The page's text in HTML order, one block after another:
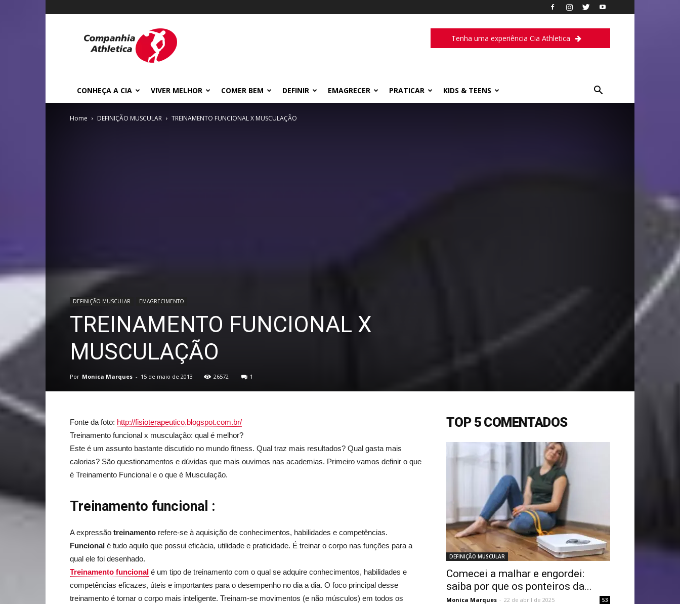
Athletica
Tenha uma experiência Cia Athletica
CONHEÇA A CIA VIVER MELHOR COMER BEM DEFINIR EMAGRECER PRATICAR KIDS & TEENS
Home DEFINIÇÃO MUSCULAR TREINAMENTO FUNCIONAL X MUSCULAÇÃO
DEFINIÇÃO MUSCULAR EMAGRECIMENTO
TREINAMENTO FUNCIONAL X
MUSCULAÇÃO
Por Monica Marques - 15 de maio de 2013 26572 1
Fonte da foto: http://fisioterapeutico.blogspot.com.br/
Treinamento funcional x musculação: qual é melhor?
Este é um assunto bastante discutido no mundo fitness. Qual traz mais resultados? Qual gasta mais
calorias? São questionamentos e dúvidas que mais ouvimos nas academias. Primeiro vamos definir o que
é Treinamento Funcional e o que é Musculação.
Treinamento funcional :
A expressão treinamento refere-se à aquisição de conhecimentos, habilidades e competências.
Funcional é tudo aquilo que possui eficácia, utilidade e praticidade. É treinar o corpo nas funções para a
qual ele foi desenhado.
Treinamento funcional é um tipo de treinamento com o qual se adquire conhecimentos, habilidades e
competências eficazes, úteis e importantes para o desempenho no dia a dia. O foco principal desse
treinamento é tornar o corpo mais inteligente. Treinam-se movimentos (e não músculos) em todos os
TOP 5 COMENTADOS
DEFINIÇÃO MUSCULAR
Comecei a malhar e engordei:
saiba por que os ponteiros da...
Monica Marques - 22 de abril de 2025 53